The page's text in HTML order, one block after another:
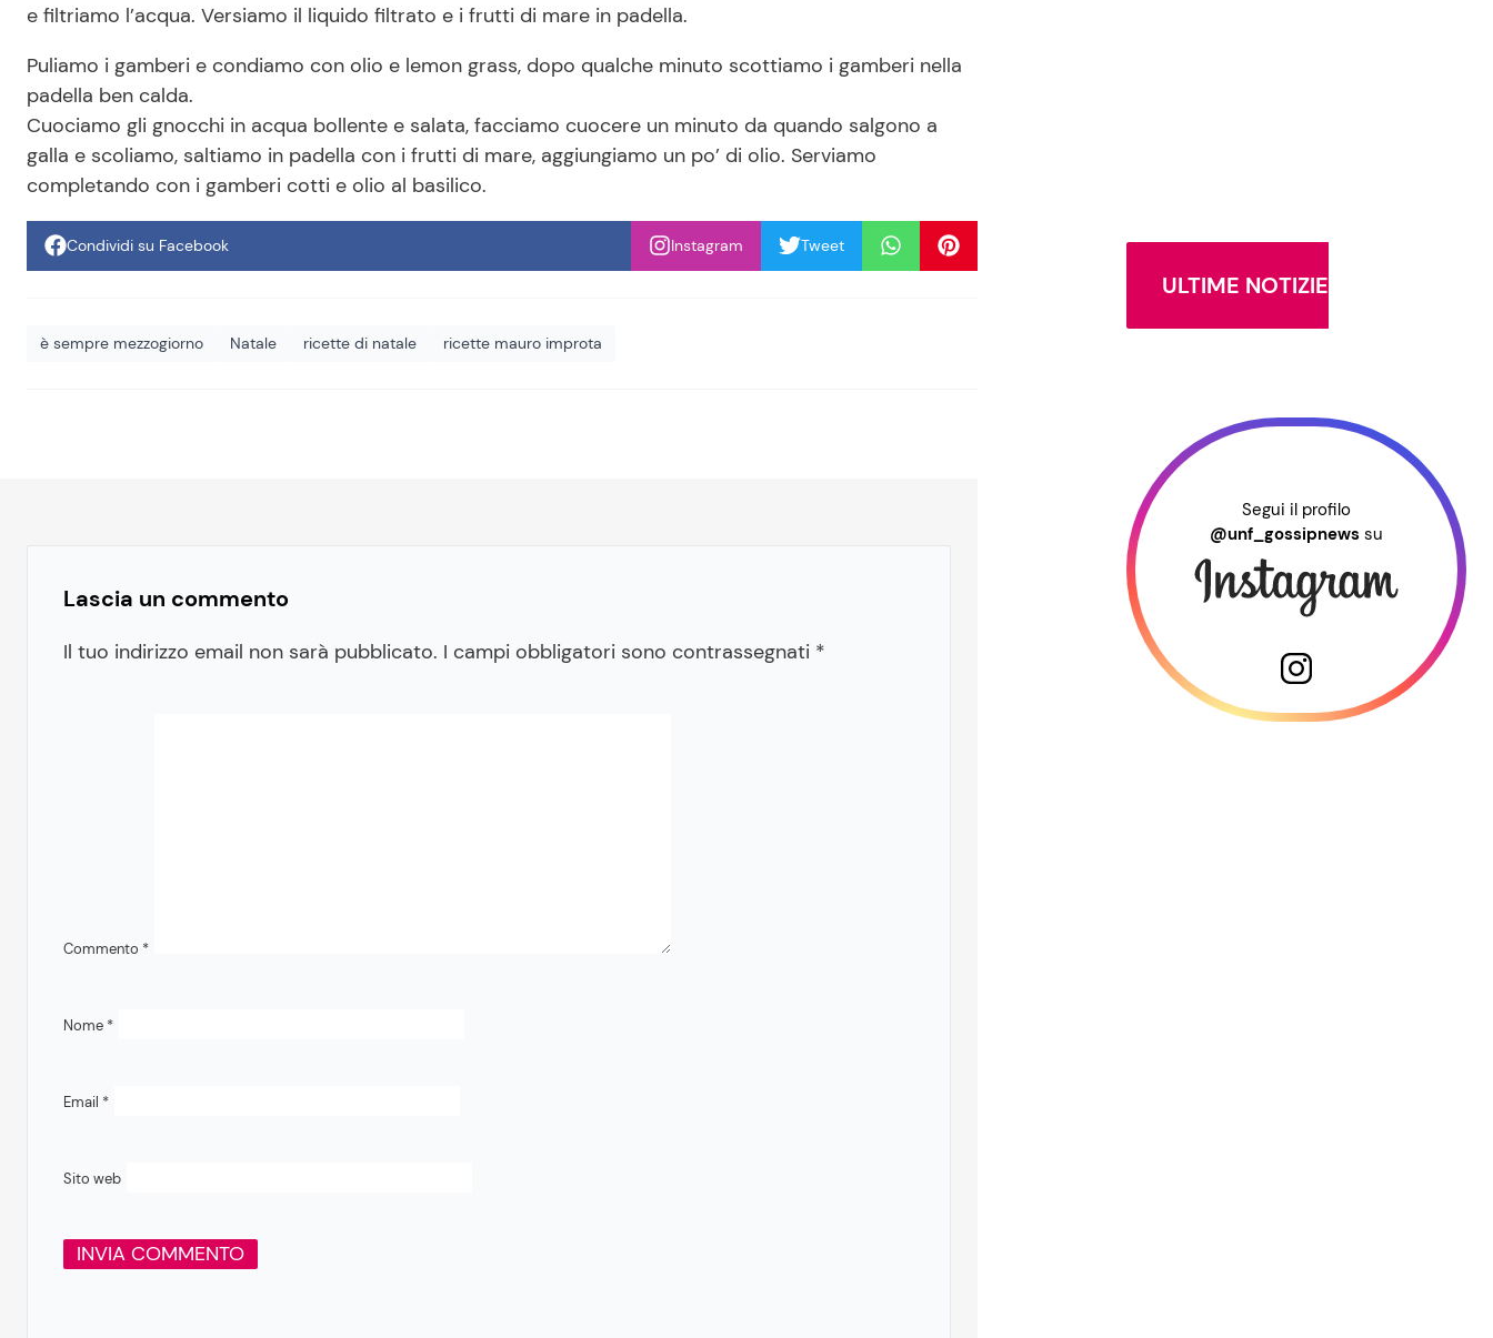
e filtriamo l’acqua. Versiamo il liquido filtrato e i frutti di mare in padella.
Puliamo i gamberi e condiamo con olio e lemon grass, dopo qualche minuto scottiamo i gamberi nella
padella ben calda.
Cuociamo gli gnocchi in acqua bollente e salata, facciamo cuocere un minuto da quando salgono a
galla e scoliamo, saltiamo in padella con i frutti di mare, aggiungiamo un po’ di olio. Serviamo
completando con i gamberi cotti e olio al basilico.
Condividi su Facebook Instagram Tweet
è sempre mezzogiorno Natale ricette di natale ricette mauro improta
Lascia un commento
Il tuo indirizzo email non sarà pubblicato. I campi obbligatori sono contrassegnati *
Commento *
Nome *
Email *
Sito web
ULTIME NOTIZIE
Segui il profilo
@unf_gossipnews su